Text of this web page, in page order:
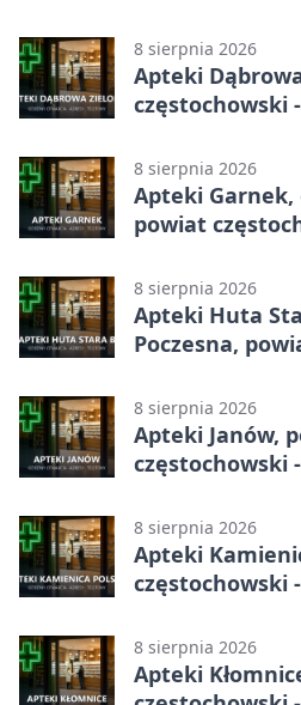
8 sierpnia 2026
Apteki
częstochowski
8 sierpnia 2026
Apteki Garnek,
powiat
8 sierpnia 2026
Apteki Huta
Poczesna,
8 sierpnia 2026
Apteki Janów,
częstochowski
8 sierpnia 2026
Apteki
częstochowski
8 sierpnia 2026
Apteki